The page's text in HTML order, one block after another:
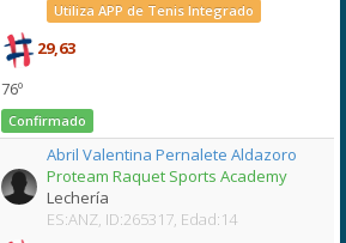
Utiliza APP de Tenis Integrado
29,63
76º
Confirmado
Abril Valentina Pernalete Aldazoro
Proteam Raquet Sports Academy
Lechería
ES:ANZ, ID:265317, Edad:14